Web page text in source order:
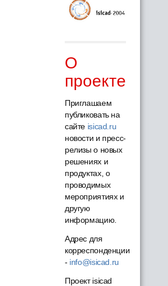
О
проекте
Приглашаем
публиковать на
сайте isicad.ru
новости и пресс-
релизы о новых
решениях и
продуктах, о
проводимых
мероприятиях и
другую
информацию.
Адрес для
корреспонденции
- info@isicad.ru
Проект isicad